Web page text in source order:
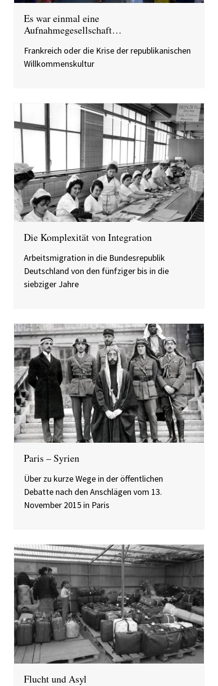
Es war einmal eine
Aufnahmegesellschaft…
Frankreich oder die Krise der republikanischen
Willkommenskultur
Die Komplexität von Integration
Arbeitsmigration in die Bundesrepublik
Deutschland von den fünfziger bis in die
siebziger Jahre
Paris – Syrien
Über zu kurze Wege in der öffentlichen
Debatte nach den Anschlägen vom 13.
November 2015 in Paris
Flucht und Asyl